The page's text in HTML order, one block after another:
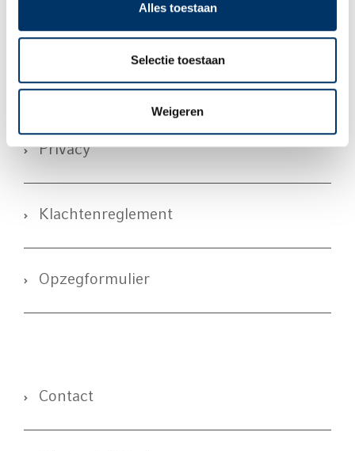
Alles toestaan
Selectie toestaan
Weigeren
Algemene Voorwaarden
Privacy
Klachtenreglement
Opzegformulier
Contact